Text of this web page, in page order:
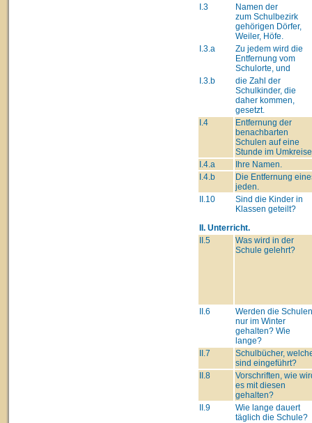
I.3
Namen der
zum Schulbezirk
gehörigen Dörfer,
Weiler, Höfe.
I.3.a
Zu jedem wird die
Entfernung vom
Schulorte, und
I.3.b
die Zahl der
Schulkinder, die
daher kommen,
gesetzt.
I.4
Entfernung der
benachbarten
Schulen auf eine
Stunde im
I.4.a
Ihre Namen.
I.4.b
Die Entfernung
jeden.
II.10
Sind die Kinder in
Klassen geteilt?
II. Unterricht.
II.5
Was wird in der
Schule gelehrt?
II.6
Werden die Schulen
nur im Winter
gehalten? Wie
lange?
II.7
Schulbücher,
sind eingeführt?
II.8
Vorschriften, wie
es mit diesen
gehalten?
II.9
Wie lange dauert
täglich die Schule?